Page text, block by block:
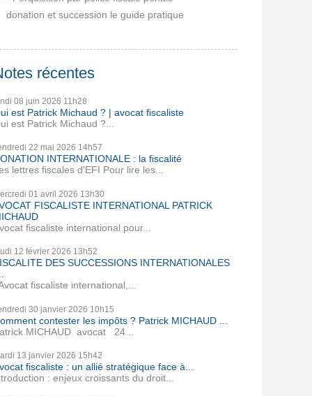
donation et succession le guide pratique
récentes
08 juin 2026 11h28
est Patrick Michaud ? | avocat fiscaliste
est Patrick Michaud ?...
22 mai 2026 14h57
INTERNATIONALE : la fiscalité
lettres fiscales d'EFI Pour lire les...
01 avril 2026 13h30
FISCALISTE INTERNATIONAL PATRICK
fiscaliste international pour...
12 février 2026 13h52
DES SUCCESSIONS INTERNATIONALES
fiscaliste international,...
30 janvier 2026 10h15
contester les impôts ? Patrick MICHAUD ...
MICHAUD avocat 24...
13 janvier 2026 15h42
fiscaliste : un allié stratégique face à...
: enjeux croissants du droit...